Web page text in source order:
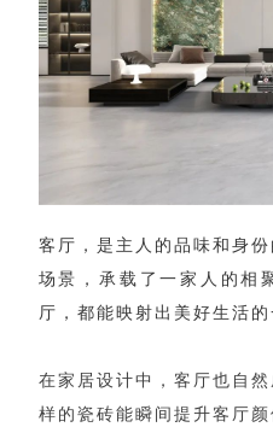
客 厅 ， 是 主 人 的 品 味和身份
场景 ，承 载 了一家 人 的相
厅 ， 都能映射 出 美 好生 活 的
在家 居设计中 ， 客 厅也 自然
样 的 瓷砖能瞬 间 提 升客 厅 颜